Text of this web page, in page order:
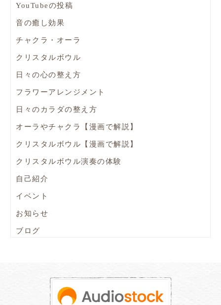
YouTubeの投稿
音の癒し効果
チャクラ・オーラ
クリスタルボウル
日々の心の整え方
フラワーアレンジメント
日々のカラダの整え方
オーラやチャクラ【漫画で解説】
クリスタルボウル【漫画で解説】
クリスタルボウル演奏の体験
自己紹介
イベント
お知らせ
ブログ